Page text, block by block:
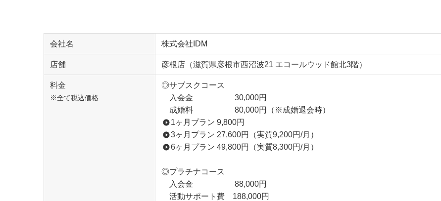
会社名 株式会社IDM
店舗 彦根店（滋賀県彦根市西沼波21 エコールウッド館北3階）
料金
※全て税込価格
◎サブスクコース
入会金 30,000円
成婚料 80,000円（※成婚退会時）
1ヶ月プラン 9,800円
3ヶ月プラン 27,600円（実質9,200円/月）
6ヶ月プラン 49,800円（実質8,300円/月）
◎プラチナコース
入会金 88,000円
活動サポート費 188,000円